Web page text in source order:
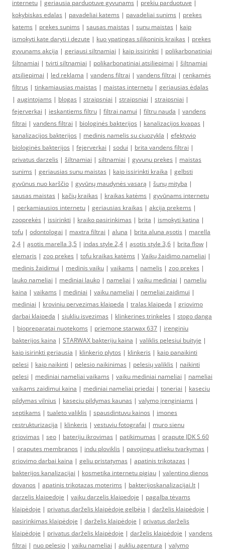
internetu | geriausia parduotuve gyvunams | prekiu parduotuve |
kokybiskas edalas | pavadeliai katems | pavadeliai sunims | prekes
katems | prekes sunims | sausas maistas | sunu maistas | kaip
ismokyti kate daryti i dezute | kuo ypatingas silikoninis kraikas | prekes
gyvunams akcija | geriausi siltnamiai | kaip issirinkti | polikarbonatiniai
šiltnamiai | tvirti siltnamiai | polikarbonatiniai atsiliepimai | šiltnamiai
atsiliepimai | led reklama | vandens filtrai | vandens filtrai | renkamės
filtrus | tinkamiausias maistas | maistas internetu | geriausias ėdalas
| augintojams | blogas | straipsniai | straipsniai | straipsniai |
fejerverkai | ieskantiems filtru | filtrai namui | filtru nauda | vandens
filtrai | vandens filtrai | biologinės bakterijos | kanalizacijos kvapas |
kanalizacijos bakterijos | medinis namelis su ciuozykla | efektyvio
biologinės bakterijos | fejerverkai | sodui | brita vandens filtrai |
privatus darzelis | šiltnamiai | siltnamiai | gyvunu prekes | maistas
sunims | geriausias sunu maistas | kaip issirinkti kraika | gelbsti
gyvūnus nuo karščio | gyvūnų maudynės vasarą | šunų mityba |
sausas maistas | kačių kraikas | kraikas katėms | gyvūnams internetu
| perkamiausios internetu | geriausias kraikas | akcija prekems |
zooprekės | issirinkti | kraiko pasirinkimas | brita | ismokyti katina |
tofu | odontologai | maxtra filtrai | aluna | brita aluna ąsotis | marella
2,4 | ąsotis marella 3,5 | indas style 2,4 | ąsotis style 3,6 | brita flow |
elemaris | zoo prekes | tofu kraikas katėms | Vaikų žaidimo nameliai |
medinis žaidimui | medinis vaiku | vaikams | namelis | zoo prekes |
lauko nameliai | mediniai lauko | nameliai | vaiku mediniai | nameliu
kaina | vaikams | mediniai | vaiku nameliai | nemeliai zaidimui |
mediniai | kroviniu pervezimas klaipeda | tralas klaipeda | griovimo
darbai klaipeda | siukliu isvezimas | klinkerines trinkeles | stogo danga
| biopreparatai nuotekoms | priemone starwax 637 | irenginiu
bakterijos kaina | STARWAX bakteriju kaina | valiklis pelesiui buityje |
kaip isirinkti geriausia | klinkerio plytos | klinkeris | kaip panaikinti
pelesi | kaip naikinti | pelesio naikinimas | pelesių valiklis | naikinti
pelesi | mediniai nameliai vaikams | vaiku mediniai nameliai | nameliai
vaikams zaidimui kaina | mediniai nameliai priedai | toneriai | kaseciu
pildymas vilnius | kaseciu pildymas kaunas | valymo įrenginiams |
septikams | tualeto valiklis | spausdintuvu kainos | imones
restrukturizacija | klinkeris | vestuviu fotografai | muro sienu
griovimas | seo | bateriju ikrovimas | patikimumas | orapute JDK S 60
| oraputes membranos | indu ploviklis | pavojingu atlieku tvarkymas |
griovimo darbai kaina | geliu pristatymas | apatinis trikotazas |
bakterijos kanalizacijai | kosmetika internetu pigiau | valentino dienos
dovanos | apatinis trikotazas moterims | bakterijoskanalizacijai.lt |
darzelis klaipedoje | vaiku darzelis klaipedoje | pagalba tėvams
klaipėdoje | privatus darželis klaipėdoje gelbėja | darželis klaipėdoje |
pasirinkimas klaipėdoje | darželis klaipėdoje | privatus darželis
klaipėdoje | privatus darželis klaipėdoje | darželis klaipėdoje | vandens
filtrai | nuo pelesio | vaiku nameliai | aukliu agentura | valymo